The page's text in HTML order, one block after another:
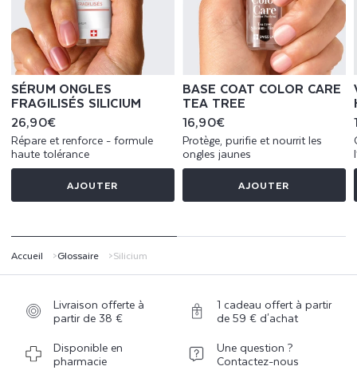
affaiblis.
Le sérum Poderm Ongles fragilisés au Silicium, a
été spécialement formulé pour répondre aux
besoins des personnes dont les ongles ont été
fragilisés par un traitement oncologique. Ce sérum
renforce efficacement les ongles, les protégeant
tout en favorisant leur régénération naturelle. Grâce
aux bienfaits du silicium, il aide à restaurer la force
et la résistance des ongles, offrant ainsi une
solution adaptée pour retrouver des ongles sains
et robustes, même après des périodes de stress
intense sur le corps.
SÉRUM ONGLES
FRAGILISÉS SILICIUM
Prix
habituel
26,90€
Répare et renforce - formule
haute tolérance
AJOUTER
BASE COAT COLOR CARE
TEA TREE
Prix
habituel
16,90€
Protège, purifie et nourrit les
ongles jaunes
AJOUTER
Accueil Glossaire Silicium
Livraison offerte à
partir de 38 €
1 cadeau offert à partir
de 59 € d'achat
Disponible en
pharmacie
Une question ?
Contactez-nous